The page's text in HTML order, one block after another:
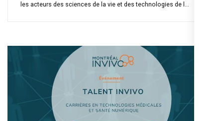
les acteurs des sciences de la vie et des technologies de l...